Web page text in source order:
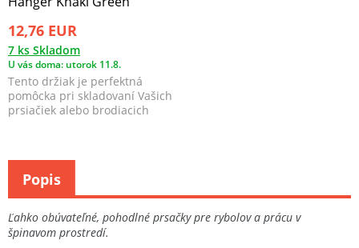
12,76 EUR
7 ks Skladom
U vás doma: utorok 11.8.
Tento držiak je perfektná
pomôcka pri skladovaní Vašich
prsiačiek alebo brodiacich
Ľahko obúvateľné, pohodlné prsačky pre rybolov a prácu v
špinavom prostredí.
Popis